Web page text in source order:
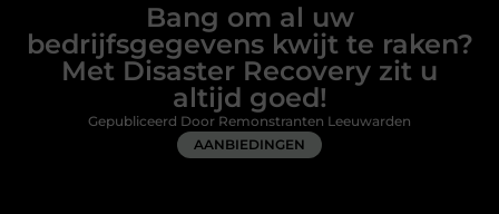
Bang om al uw
bedrijfsgegevens kwijt te raken?
Met Disaster Recovery zit u
altijd goed!
AANBIEDINGEN
Gepubliceerd Door Remonstranten Leeuwarden